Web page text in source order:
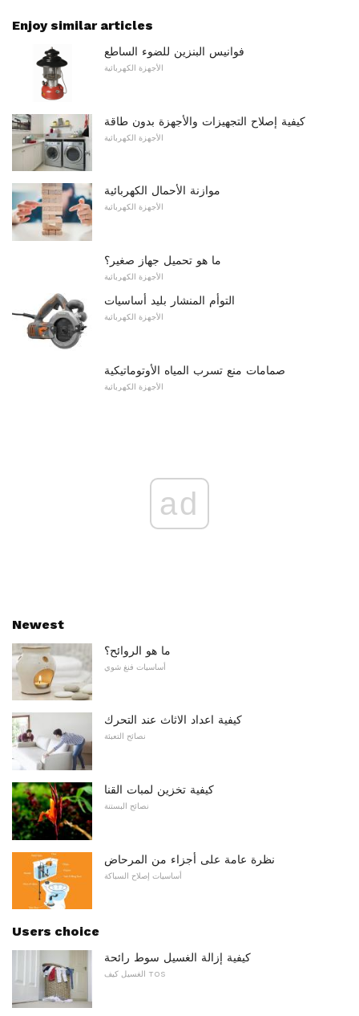
Enjoy similar articles
فوانيس البنزين للضوء الساطع
الأجهزة الكهربائية
كيفية إصلاح التجهيزات والأجهزة بدون طاقة
الأجهزة الكهربائية
موازنة الأحمال الكهربائية
الأجهزة الكهربائية
ما هو تحميل جهاز صغير؟
الأجهزة الكهربائية
التوأم المنشار بليد أساسيات
الأجهزة الكهربائية
صمامات منع تسرب المياه الأوتوماتيكية
الأجهزة الكهربائية
ad
Newest
ما هو الروائح؟
أساسيات فنغ شوي
كيفية اعداد الاثاث عند التحرك
نصائح التعبئة
كيفية تخزين لمبات القنا
نصائح البستنة
نظرة عامة على أجزاء من المرحاض
أساسيات إصلاح السباكة
Users choice
كيفية إزالة الغسيل سوط رائحة
الغسيل كيف TOS